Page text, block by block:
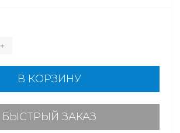
+
В КОРЗИНУ
БЫСТРЫЙ ЗАКАЗ